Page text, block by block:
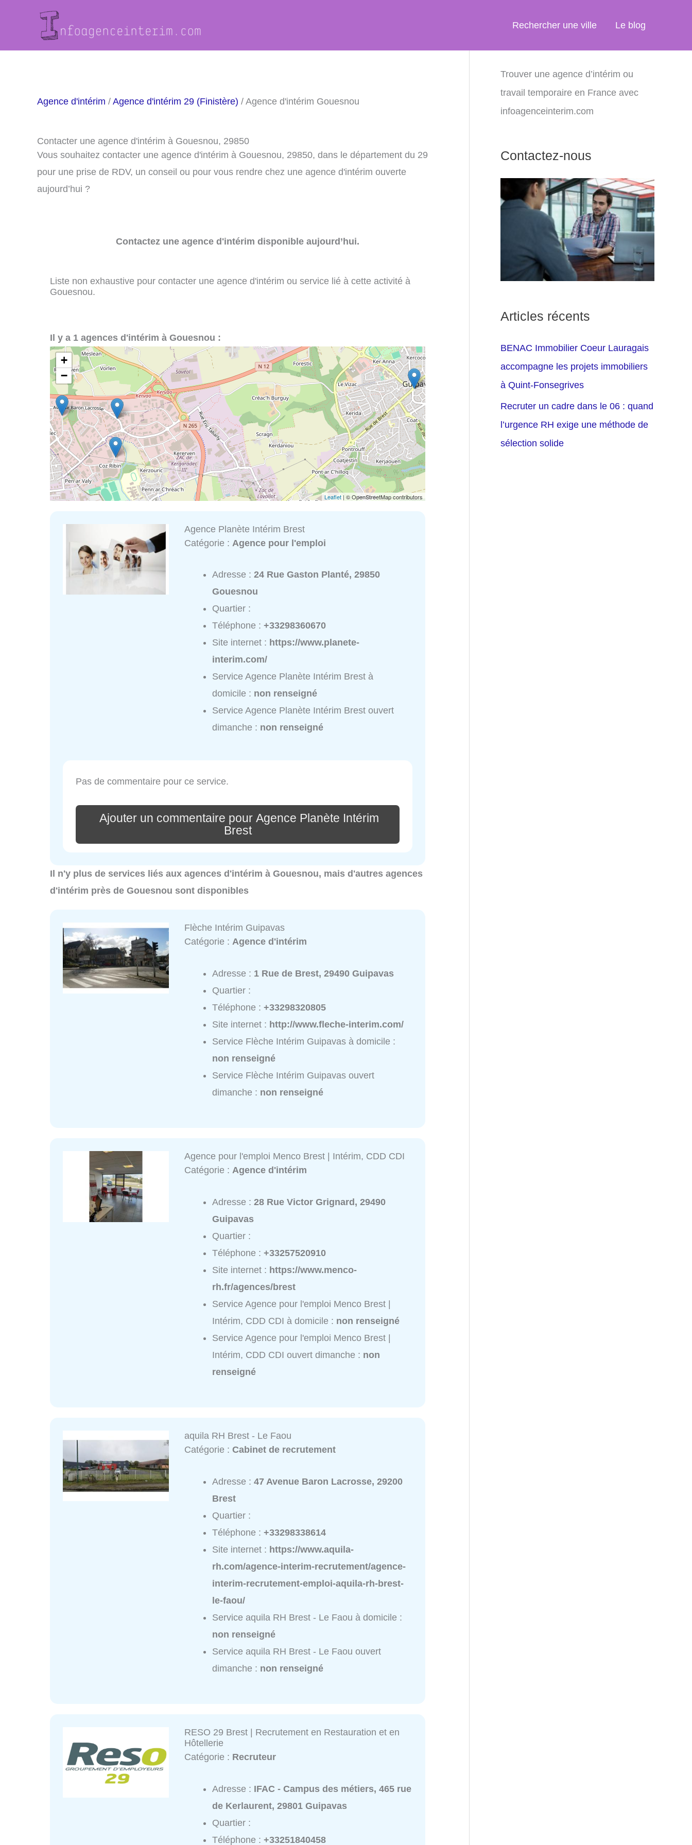
Rechercher une ville Le blog
Agence d'intérim / Agence d'intérim 29 (Finistère) / Agence d'intérim Gouesnou
Contacter une agence d'intérim à Gouesnou, 29850
Vous souhaitez contacter une agence d'intérim à Gouesnou, 29850, dans le département du 29
pour une prise de RDV, un conseil ou pour vous rendre chez une agence d'intérim ouverte
aujourd’hui ?
Contactez une agence d'intérim disponible aujourd’hui.
Liste non exhaustive pour contacter une agence d'intérim ou service lié à cette activité à
Gouesnou.
Il y a 1 agences d'intérim à Gouesnou :
+
−
Leaflet | © OpenStreetMap contributors
Agence Planète Intérim Brest
Catégorie : Agence pour l'emploi
Adresse :24 Rue Gaston Planté, 29850
Gouesnou
Quartier :
Téléphone :+33298360670
Site internet : https://www.planete-
interim.com/
Service Agence Planète Intérim Brest à
domicile : non renseigné
Service Agence Planète Intérim Brest ouvert
dimanche : non renseigné
Pas de commentaire pour ce service.
Ajouter un commentaire pour Agence Planète Intérim
Brest
Il n'y plus de services liés aux agences d'intérim à Gouesnou, mais d'autres agences
d'intérim près de Gouesnou sont disponibles
Flèche Intérim Guipavas
Catégorie :Agence d'intérim
Adresse : 1 Rue de Brest, 29490 Guipavas
Quartier :
Téléphone :+33298320805
Site internet : http://www.fleche-interim.com/
Service Flèche Intérim Guipavas à domicile :
non renseigné
Service Flèche Intérim Guipavas ouvert
dimanche : non renseigné
Agence pour l'emploi Menco Brest | Intérim, CDD CDI
Catégorie :Agence d'intérim
Adresse :28 Rue Victor Grignard, 29490
Guipavas
Quartier :
Téléphone :+33257520910
Site internet : https://www.menco-
rh.fr/agences/brest
Service Agence pour l'emploi Menco Brest |
Intérim, CDD CDI à domicile : non renseigné
Service Agence pour l'emploi Menco Brest |
Intérim, CDD CDI ouvert dimanche : non
renseigné
aquila RH Brest - Le Faou
Catégorie :Cabinet de recrutement
Adresse :47 Avenue Baron Lacrosse, 29200
Brest
Quartier :
Téléphone :+33298338614
Site internet : https://www.aquila-
rh.com/agence-interim-recrutement/agence-
interim-recrutement-emploi-aquila-rh-brest-
le-faou/
Service aquila RH Brest - Le Faou à domicile :
non renseigné
Service aquila RH Brest - Le Faou ouvert
dimanche : non renseigné
RESO 29 Brest | Recrutement en Restauration et en
Hôtellerie
Catégorie : Recruteur
Adresse : IFAC - Campus des métiers, 465 rue
de Kerlaurent, 29801 Guipavas
Quartier :
Téléphone :+33251840458
Trouver une agence d’intérim ou
travail temporaire en France avec
infoagenceinterim.com
Contactez-nous
Articles récents
BENAC Immobilier Coeur Lauragais
accompagne les projets immobiliers
à Quint-Fonsegrives
Recruter un cadre dans le 06 : quand
l’urgence RH exige une méthode de
sélection solide